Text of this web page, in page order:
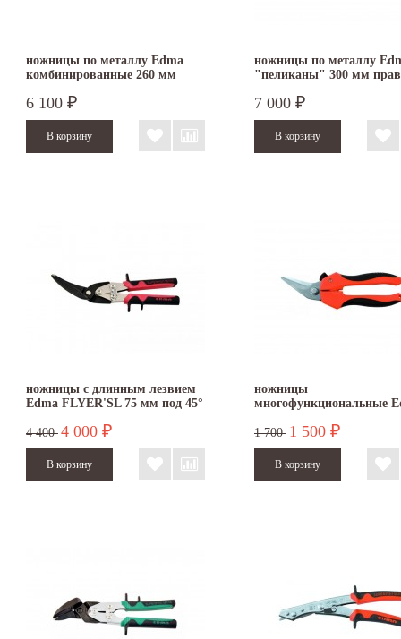
ножницы по металлу Edma
комбинированные 260 мм
6 100 ₽
ножницы по металлу
"пеликаны" 300 мм
7 000 ₽
ножницы с длинным лезвием
Edma FLYER'SL 75 мм под 45°
4 400 4 000 ₽
ножницы
многофункциональные
изогнутыми лезвиями
1 700 1 500 ₽